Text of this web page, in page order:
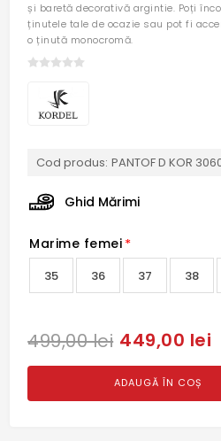
și baretă decorativă argintie. Poți
ținutele tale de ocazie sau pot fi
o ținută monocromă.
Cod produs: PANTOF D KOR
Ghid Mărimi
Marime femei *
35 36 37 38
499,00 lei 449,00 lei
ADAUGĂ ÎN COȘ